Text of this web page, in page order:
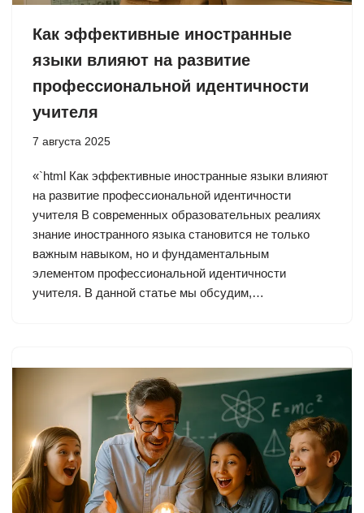
Как эффективные иностранные
языки влияют на развитие
профессиональной идентичности
учителя
7 августа 2025
«`html Как эффективные иностранные языки влияют
на развитие профессиональной идентичности
учителя В современных образовательных реалиях
знание иностранного языка становится не только
важным навыком, но и фундаментальным
элементом профессиональной идентичности
учителя. В данной статье мы обсудим,…